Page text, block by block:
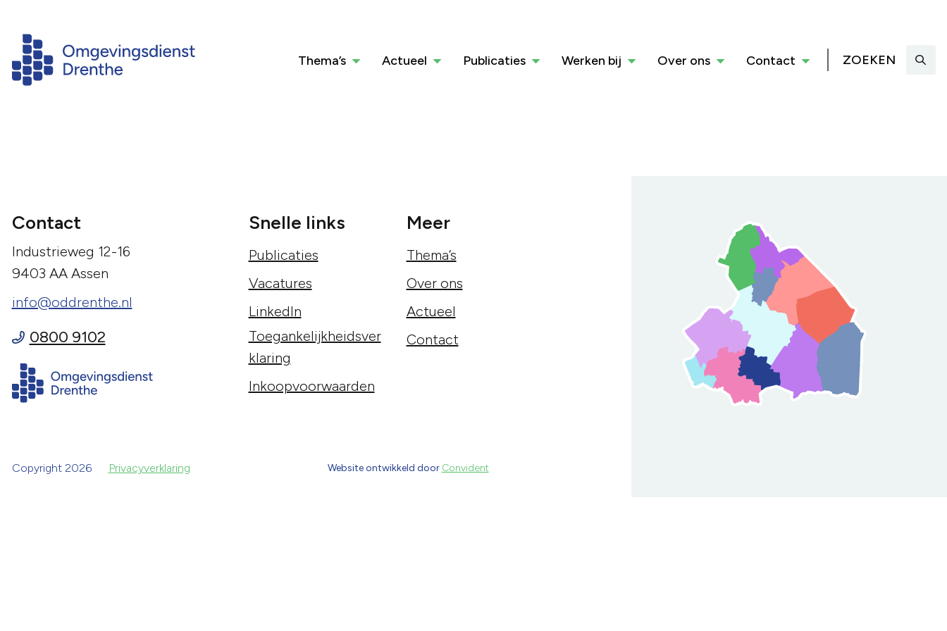
Thema’s Actueel Publicaties Werken bij Over ons Contact ZOEKEN
Contact
Industrieweg 12-16
9403 AA Assen
info@oddrenthe.nl
0800 9102
Snelle links
Publicaties
Vacatures
LinkedIn
Toegankelijkheidsver
klaring
Inkoopvoorwaarden
Meer
Thema’s
Over ons
Actueel
Contact
Copyright 2026 Privacyverklaring Website ontwikkeld door Convident